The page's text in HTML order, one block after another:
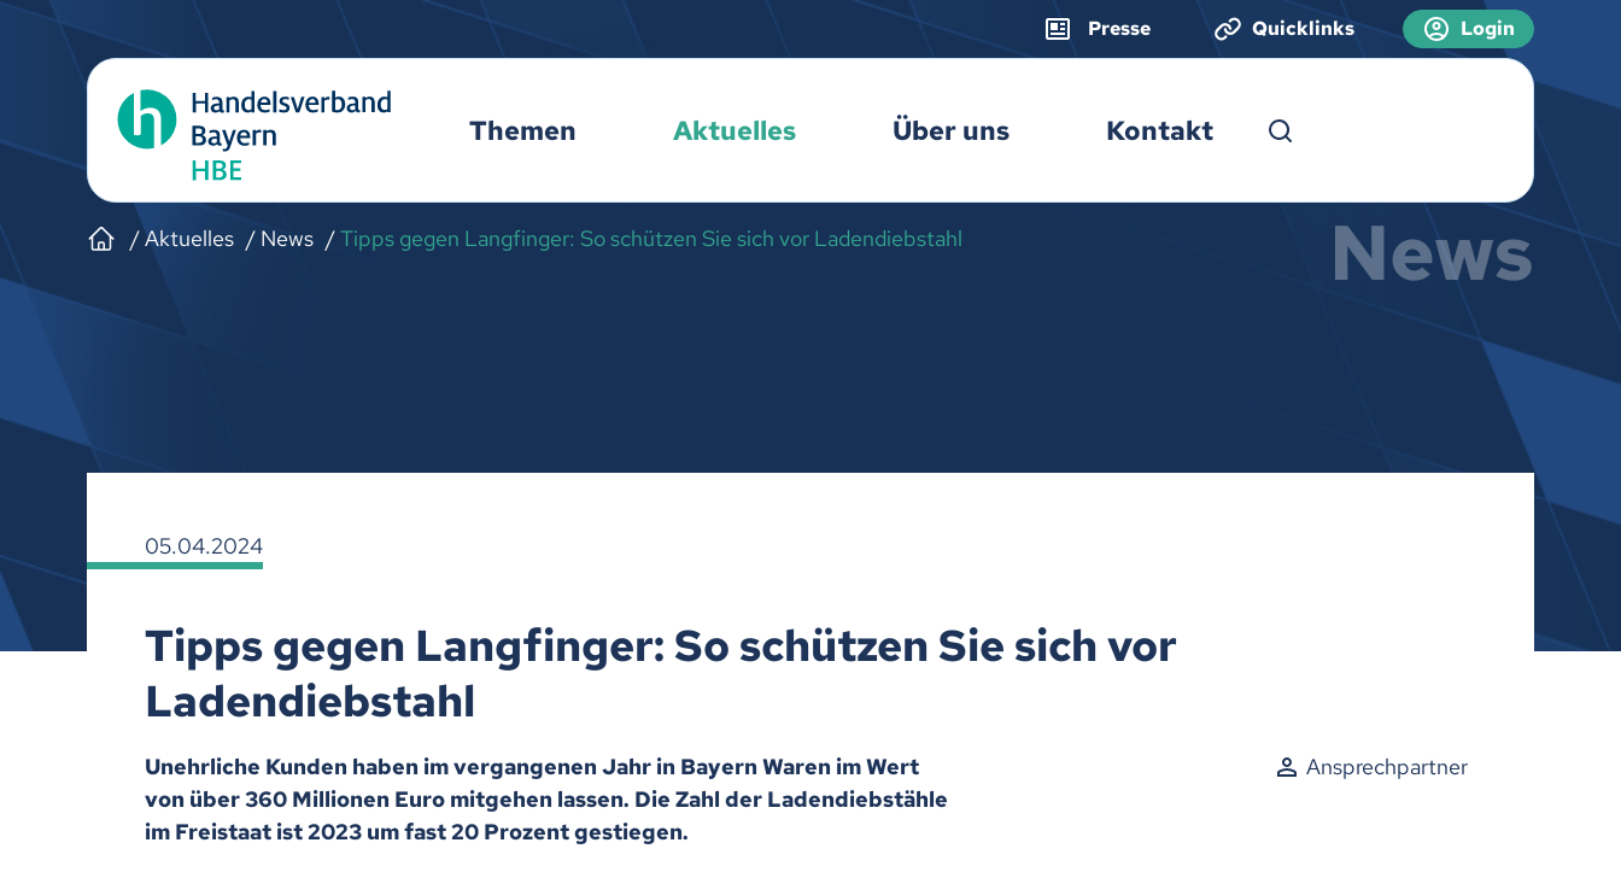
Presse Quicklinks Login
Themen Aktuelles Über uns Kontakt
Aktuelles News Tipps gegen Langfinger: So schützen Sie sich vor Ladendiebstahl News
05.04.2024
Tipps gegen Langfinger: So schützen Sie sich vor
Ladendiebstahl
Unehrliche Kunden haben im vergangenen Jahr in Bayern Waren im Wert
von über 360 Millionen Euro mitgehen lassen. Die Zahl der Ladendiebstähle
im Freistaat ist 2023 um fast 20 Prozent gestiegen.
Ansprechpartner